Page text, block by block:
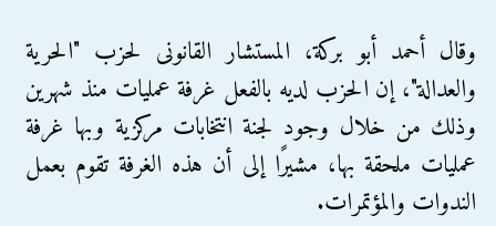
وقال أحمد أبو بركة، المستشار القانونى لحزب "الحرية
والعدالة"، إن الحزب لديه بالفعل غرفة عمليات منذ شهرين
وذلك من خلال وجود لجنة انتخابات مركزية وبها غرفة
عمليات ملحقة بها، مشيرًا إلى أن هذه الغرفة تقوم بعمل
الندوات والمؤتمرات.